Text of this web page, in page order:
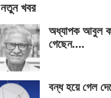
নতুন খবর
অধ্যাপক আবুল
গেছেন….
বন্ধ হয়ে গেল